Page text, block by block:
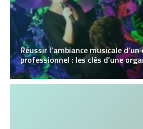
Réussir l’ambiance musicale
professionnel : les clés d’une